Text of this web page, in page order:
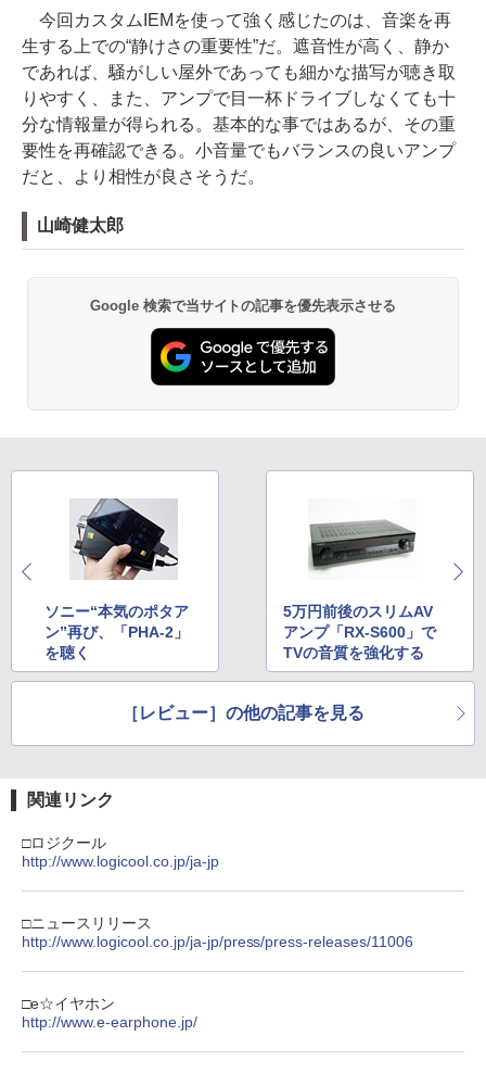
今回カスタムIEMを使って強く感じたのは、音楽を再
生する上での“静けさの重要性”だ。遮音性が高く、静か
であれば、騒がしい屋外であっても細かな描写が聴き取
りやすく、また、アンプで目一杯ドライブしなくても十
分な情報量が得られる。基本的な事ではあるが、その重
要性を再確認できる。小音量でもバランスの良いアンプ
だと、より相性が良さそうだ。
山崎健太郎
Google 検索で当サイトの記事を優先表示させる
ソニー“本気のポタア
ン”再び、「PHA-2」
を聴く
5万円前後のスリムAV
アンプ「RX-S600」で
TVの音質を強化する
［レビュー］の他の記事を見る
関連リンク
□ロジクール
http://www.logicool.co.jp/ja-jp
□ニュースリリース
http://www.logicool.co.jp/ja-jp/press/press-releases/11006
□e☆イヤホン
http://www.e-earphone.jp/